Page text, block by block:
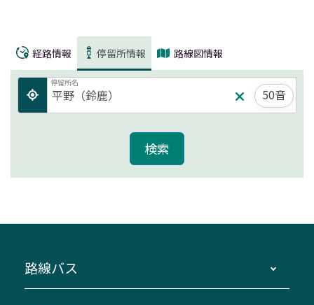
経路情報 停留所情報 路線図情報
停留所名
50音
路線バス